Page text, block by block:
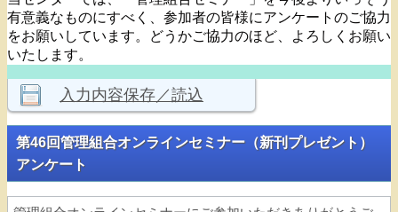
有意義なものにすべく、参加者の皆様にアンケートのご協力
をお願いしています。どうかご協力のほど、よろしくお願い
いたします。